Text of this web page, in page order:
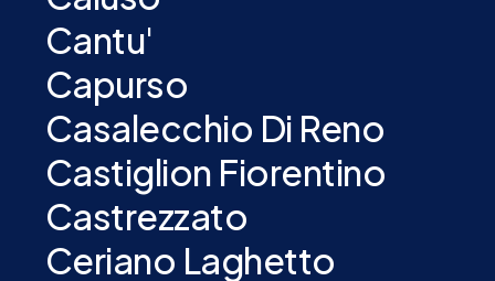
Cantu'
Capurso
Casalecchio Di Reno
Castiglion Fiorentino
Castrezzato
Ceriano Laghetto